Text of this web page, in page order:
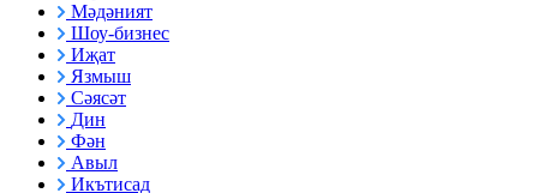
Мәдәният
Шоу-бизнес
Иҗат
Язмыш
Сәясәт
Дин
Фән
Авыл
Икътисад